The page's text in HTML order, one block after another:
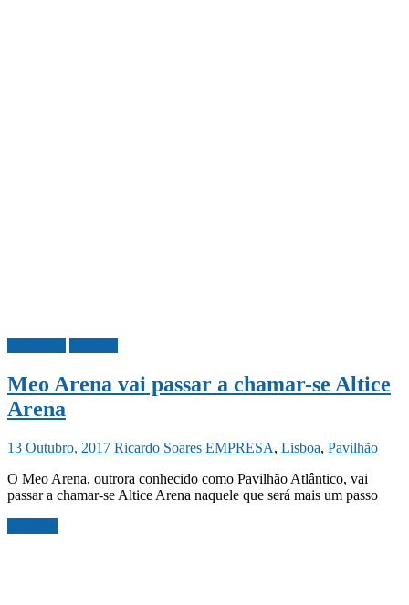
Meo Arena vai passar a chamar-se Altice
Arena
13 Outubro, 2017 Ricardo Soares EMPRESA, Lisboa, Pavilhão
O Meo Arena, outrora conhecido como Pavilhão Atlântico, vai
passar a chamar-se Altice Arena naquele que será mais um passo